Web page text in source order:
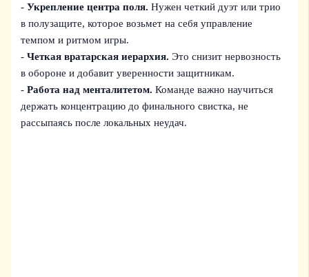
-Укрепление центра поля. Нужен четкий дуэт или трио
в полузащите, которое возьмет на себя управление
темпом и ритмом игры.
-Четкая вратарская иерархия. Это снизит нервозность
в обороне и добавит уверенности защитникам.
-Работа над менталитетом. Команде важно научиться
держать концентрацию до финального свистка, не
рассыпаясь после локальных неудач.